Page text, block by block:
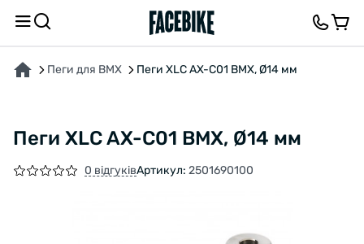
Пеги для BMX Пеги XLC AX-C01 ВМХ, Ø14 мм
Пеги XLC AX-C01 ВМХ, Ø14 мм
0 відгуківАртикул: 2501690100
ПРО ТОВАР ХАРАКТЕРИСТИКИОПИС ВІДГУКИ ТА ЗАПИТАННЯ